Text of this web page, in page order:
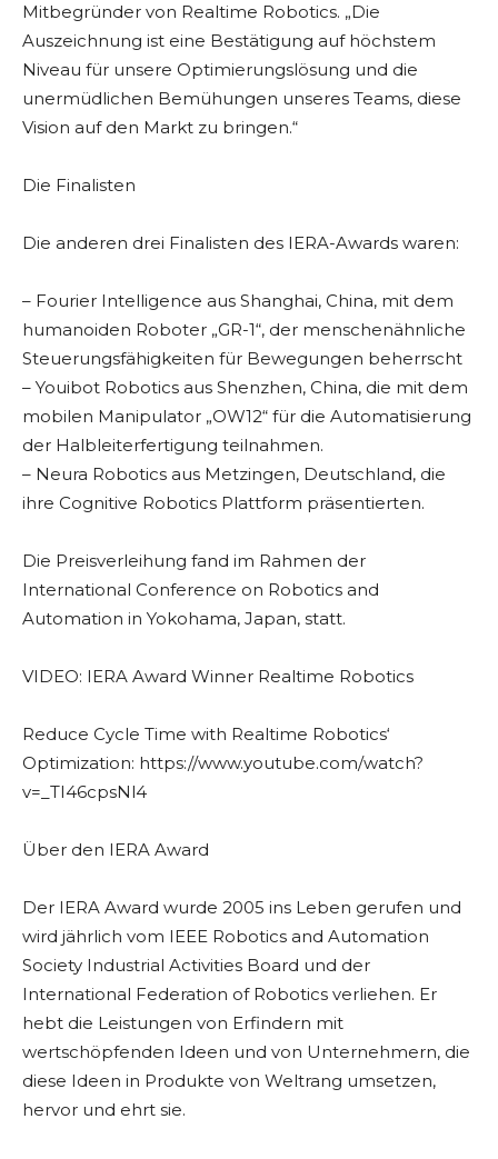
Mitbegründer von Realtime Robotics. „Die
Auszeichnung ist eine Bestätigung auf höchstem
Niveau für unsere Optimierungslösung und die
unermüdlichen Bemühungen unseres Teams, diese
Vision auf den Markt zu bringen.“
Die Finalisten
Die anderen drei Finalisten des IERA-Awards waren:
– Fourier Intelligence aus Shanghai, China, mit dem
humanoiden Roboter „GR-1“, der menschenähnliche
Steuerungsfähigkeiten für Bewegungen beherrscht
– Youibot Robotics aus Shenzhen, China, die mit dem
mobilen Manipulator „OW12“ für die Automatisierung
der Halbleiterfertigung teilnahmen.
– Neura Robotics aus Metzingen, Deutschland, die
ihre Cognitive Robotics Plattform präsentierten.
Die Preisverleihung fand im Rahmen der
International Conference on Robotics and
Automation in Yokohama, Japan, statt.
VIDEO: IERA Award Winner Realtime Robotics
Reduce Cycle Time with Realtime Robotics‘
Optimization: https://www.youtube.com/watch?
v=_TI46cpsNl4
Über den IERA Award
Der IERA Award wurde 2005 ins Leben gerufen und
wird jährlich vom IEEE Robotics and Automation
Society Industrial Activities Board und der
International Federation of Robotics verliehen. Er
hebt die Leistungen von Erfindern mit
wertschöpfenden Ideen und von Unternehmern, die
diese Ideen in Produkte von Weltrang umsetzen,
hervor und ehrt sie.